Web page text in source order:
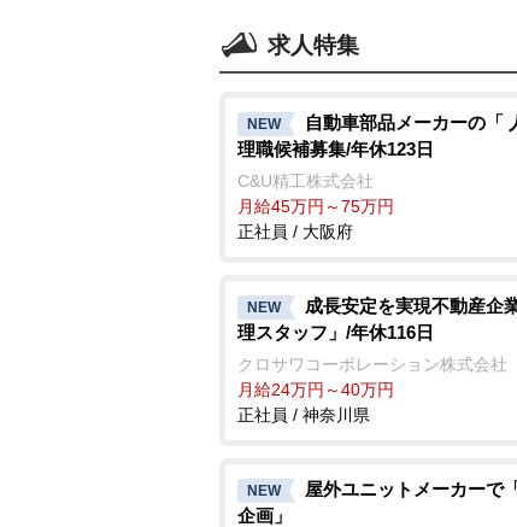
求人特集
NEW
自動車部品メーカーの「
理職候補募集/年休123日
C&U精工株式会社
月給45万円～75万円
正社員 / 大阪府
NEW
成長安定を実現不動産企
理スタッフ」/年休116日
クロサワコーポレーション株式会社
月給24万円～40万円
正社員 / 神奈川県
NEW
屋外ユニットメーカーで
企画」